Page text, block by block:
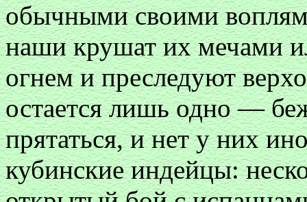
обычными своими
наши крушат их мечами
огнем и преследуют
остается лишь одно —
прятаться, и нет у них
кубинские индейцы: